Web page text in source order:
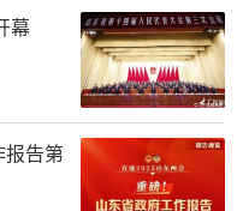
不达目标不罢休，
小提琴，哪怕冬日
曾停歇。”王力一
年，王力一从两三
幕
报告第